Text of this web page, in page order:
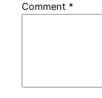
Comment *